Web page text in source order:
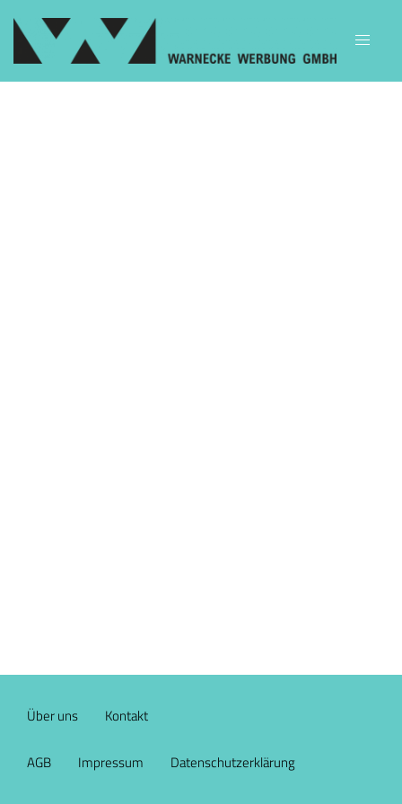
Über uns Kontakt
AGB Impressum Datenschutzerklärung